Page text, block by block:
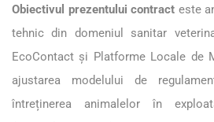
Obiectivul prezentului contract este
tehnic din domeniul sanitar
EcoContact și Platforme Locale de
ajustarea modelului de
întreținerea animalelor în